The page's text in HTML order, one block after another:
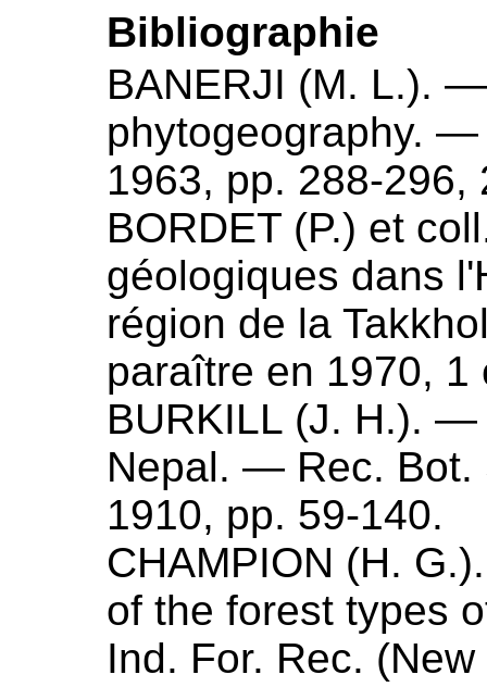
Bibliographie
BANERJI (M. L.).
phytogeography. —
1963, pp. 288-296,
BORDET (P.) et
géologiques dans
région de la
paraître en 1970, 1
BURKILL (J. H.).
Nepal. — Rec. Bot.
1910, pp. 59-140.
CHAMPION (H. G.
of the forest types
Ind. For. Rec.